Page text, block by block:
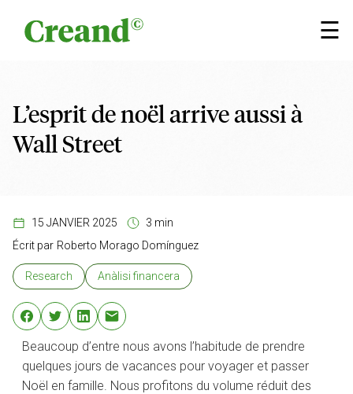
☰
×
L’esprit de noël arrive aussi à
Wall Street
15 JANVIER 2025
3 min
Écrit par Roberto Morago Domínguez
Research Anàlisi financera
Beaucoup d’entre nous avons l’habitude de prendre
quelques jours de vacances pour voyager et passer
Noël en famille. Nous profitons du volume réduit des